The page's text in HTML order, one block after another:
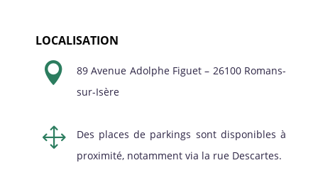
LOCALISATION

89 Avenue Adolphe Figuet – 26100 Romans-
sur-Isère
1
Des places de parkings sont disponibles à
proximité, notamment via la rue Descartes.